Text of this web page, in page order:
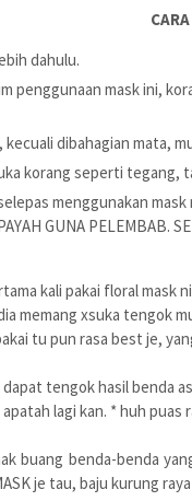
dahulu.
penggunaan mask ini,
kecuali dibahagian mata,
korang seperti tegang,
menggunakan mask
GUNA PELEMBAB.
kali pakai floral mask
memang xsuka tengok
tu pun rasa best je,
tengok hasil benda
lagi kan. * huh puas
buang benda-benda
je tau, baju kurung